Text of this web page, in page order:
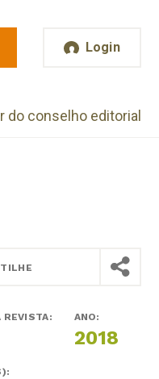
Login
do conselho editorial
REVISTA: ANO:
2018